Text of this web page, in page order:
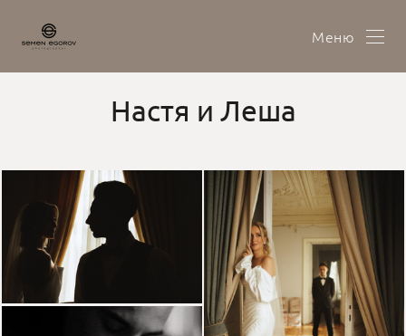
Меню
Настя и Леша